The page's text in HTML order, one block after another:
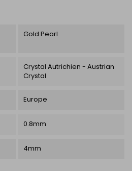
Gold Pearl
Crystal Autrichien - Austrian
Crystal
Europe
0.8mm
4mm